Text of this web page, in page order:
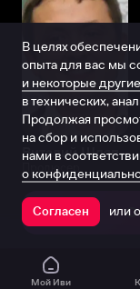
лет
создал
собственное
шоу
и
выступал
фокусами
детских
праздниках.
часто
Виталий Шляппо
Продюсер
Мой Иви
В целях
опыта для вас мы
и некоторые
в технических,
Продолжая
на сбор и
нами в
о
Согласен или